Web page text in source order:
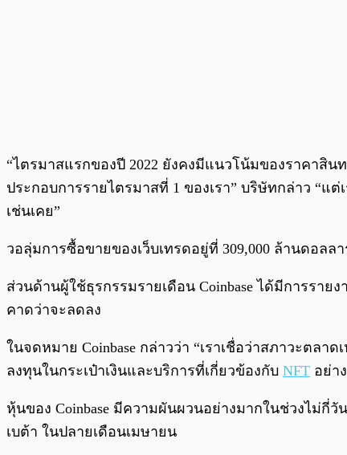
“ไตรมาสแรกของปี 2022 ยังคงมีแนวโน้มของราคาสิ
ประกอบการรายไตรมาสที่ 1 ของเรา” บริษัทกล่าว “
เช่นเคย”
วอลุ่มการซื้อขายของเว็บเทรดอยู่ที่ 309,000 ล้านดอลล
ส่วนด้านผู้ใช้ธุรกรรมรายเดือน Coinbase ได้มีการราย
คาดว่าจะลดลง
ในจดหมาย Coinbase กล่าวว่า “เราเชื่อว่าสภาวะตล
ลงทุนในกระเป๋าเงินและบริการที่เกี่ยวข้องกับ NFT อย่า
หุ้นของ Coinbase มีความผันผวนอย่างมากในช่วงไม่กี่
เบต้า ในปลายเดือนเมษายน